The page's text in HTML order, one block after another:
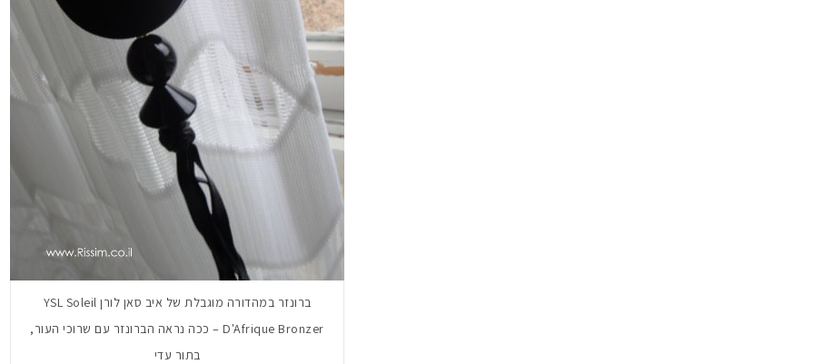
ברונזר במהדורה מוגבלת של איב סאן לורן YSL Soleil
D'Afrique Bronzer – ככה נראה הברונזר עם שרוכי העור,
בתור עדי